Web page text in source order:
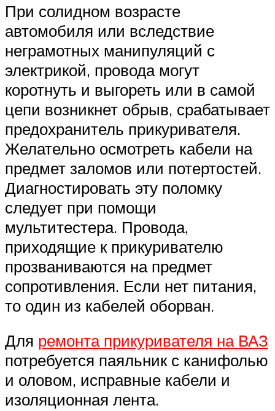
При солидном возрасте
автомобиля или вследствие
неграмотных манипуляций с
электрикой, провода могут
коротнуть и выгореть или в самой
цепи возникнет обрыв, срабатывает
предохранитель прикуривателя.
Желательно осмотреть кабели на
предмет заломов или потертостей.
Диагностировать эту поломку
следует при помощи
мультитестера. Провода,
приходящие к прикуривателю
прозваниваются на предмет
сопротивления. Если нет питания,
то один из кабелей оборван.
Для ремонта прикуривателя на ВАЗ
потребуется паяльник с канифолью
и оловом, исправные кабели и
изоляционная лента.